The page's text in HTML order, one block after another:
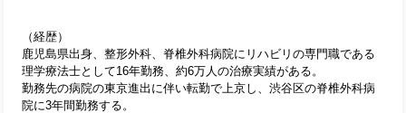
（経歴）
鹿児島県出身、整形外科、脊椎外科病院にリハビリの専門職である
理学療法士として16年勤務、約6万人の治療実績がある。
勤務先の病院の東京進出に伴い転勤で上京し、渋谷区の脊椎外科病
院に3年間勤務する。